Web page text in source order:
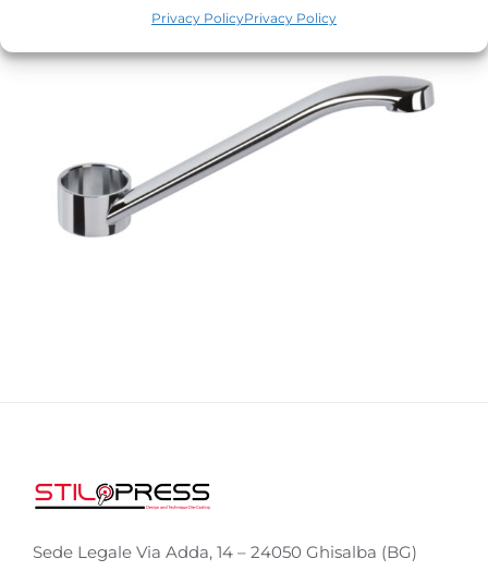
Privacy PolicyPrivacy Policy
Sede Legale Via Adda, 14 – 24050 Ghisalba (BG)